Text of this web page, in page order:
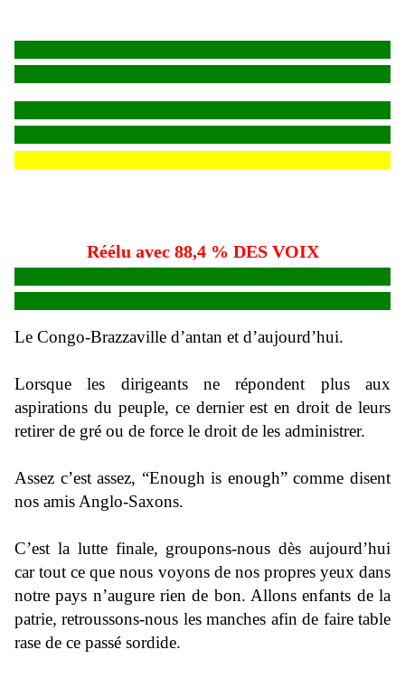
Réélu avec 88,4 % DES VOIX
Le Congo-Brazzaville d’antan et d’aujourd’hui.
Lorsque les dirigeants ne répondent plus aux
aspirations du peuple, ce dernier est en droit de leurs
retirer de gré ou de force le droit de les administrer.
Assez c’est assez, “Enough is enough” comme disent
nos amis Anglo-Saxons.
C’est la lutte finale, groupons-nous dès aujourd’hui
car tout ce que nous voyons de nos propres yeux dans
notre pays n’augure rien de bon. Allons enfants de la
patrie, retroussons-nous les manches afin de faire table
rase de ce passé sordide.